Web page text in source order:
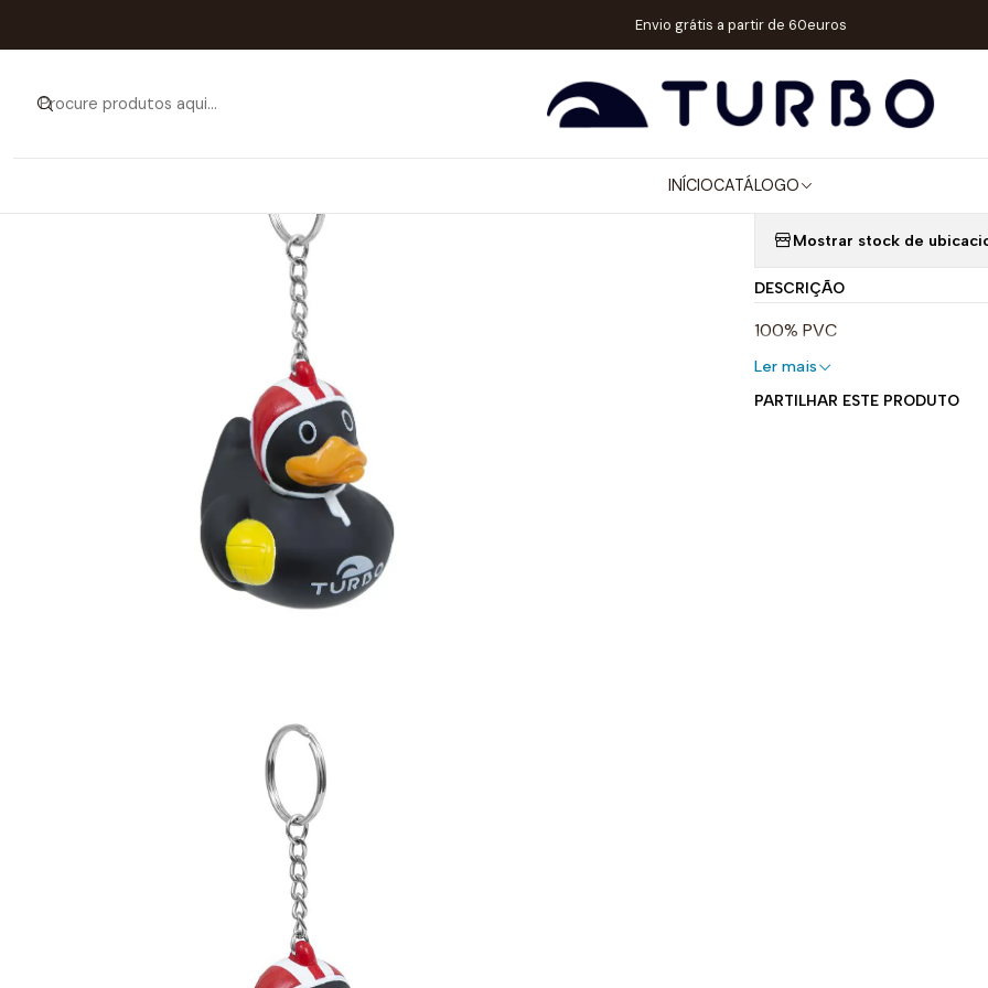
INÍCIOCATÁLOGO
Envio grátis a partir de 60euros
ACESSÓRIOS PORTACHAVES PORTACHAVES PATITO WP
Quantidade
Mostrar stock de
DESCRIÇÃO
100% PVC
Ler mais
PARTILHAR ESTE PRODUTO